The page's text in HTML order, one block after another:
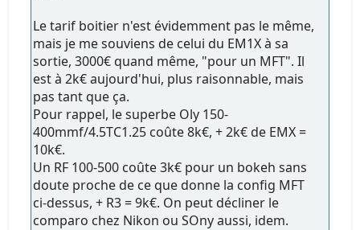
Le tarif boitier n'est évidemment pas le même,
mais je me souviens de celui du EM1X à sa
sortie, 3000€ quand même, "pour un MFT". Il
est à 2k€ aujourd'hui, plus raisonnable, mais
pas tant que ça.
Pour rappel, le superbe Oly 150-
400mmf/4.5TC1.25 coûte 8k€, + 2k€ de EMX =
10k€.
Un RF 100-500 coûte 3k€ pour un bokeh sans
doute proche de ce que donne la config MFT
ci-dessus, + R3 = 9k€. On peut décliner le
comparo chez Nikon ou SOny aussi, idem.